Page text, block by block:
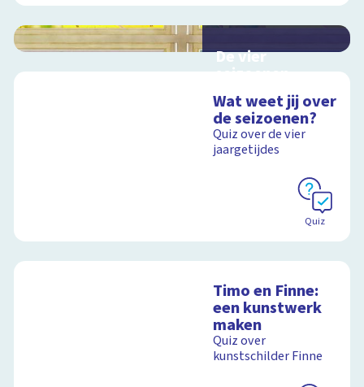
De vier
seizoenen
schoolplaat over de
seizoenen
Schoolplaat
Wat weet jij over
de seizoenen?
Quiz over de vier
jaargetijdes
Quiz
Timo en Finne:
een kunstwerk
maken
Quiz over
kunstschilder Finne